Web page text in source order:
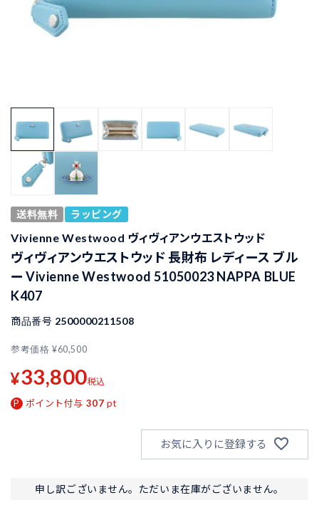
送料無料 ラッピング
Vivienne Westwood ヴィヴィアンウエストウッド
ヴィヴィアンウエストウッド 長財布 レディース ブル
ー Vivienne Westwood 51050023 NAPPA BLUE
K407
商品番号 2500000211508
参考価格 ¥60,500
¥33,800税込
ポイント付与 307 pt
お気に入りに登録する
申し訳ございません。ただいま在庫がございません。